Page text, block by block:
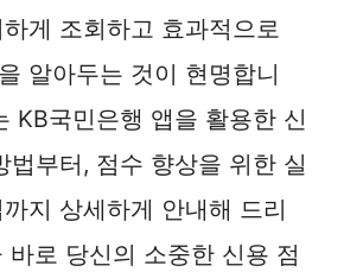
게 조회하고 효과적으로
알아두는 것이 현명합니
KB국민은행 앱을 활용한 신
법부터, 점수 향상을 위한 실
지 상세하게 안내해 드리
바로 당신의 소중한 신용 점